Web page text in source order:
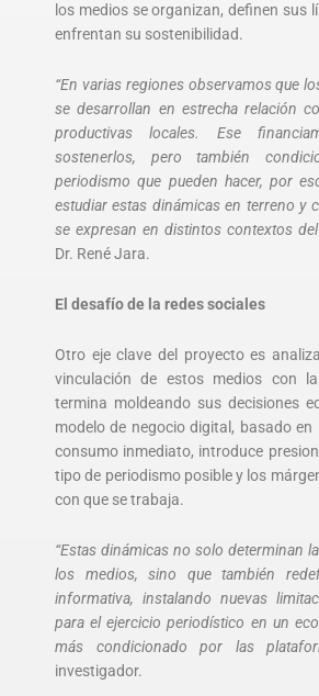
los medios se organizan, definen sus
enfrentan su sostenibilidad.
“En varias regiones observamos que
se desarrollan en estrecha relación
productivas locales. Ese
sostenerlos, pero también
periodismo que pueden hacer, por
estudiar estas dinámicas en terreno y
se expresan en distintos contextos del
Dr. René Jara.
El desafío de la redes sociales
Otro eje clave del proyecto es
vinculación de estos medios con
termina moldeando sus decisiones
modelo de negocio digital, basado en
consumo inmediato, introduce
tipo de periodismo posible y los
con que se trabaja.
“Estas dinámicas no solo determinan
los medios, sino que también
informativa, instalando nuevas
para el ejercicio periodístico en un
más condicionado por las
investigador.